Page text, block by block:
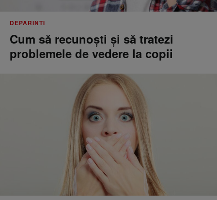
DEPARINTI
Cum să recunoști și să tratezi
problemele de vedere la copii